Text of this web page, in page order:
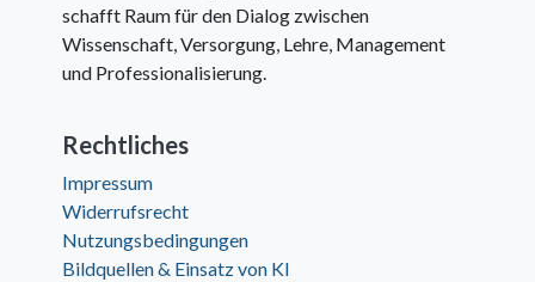
schafft Raum für den Dialog zwischen
Wissenschaft, Versorgung, Lehre, Management
und Professionalisierung.
Rechtliches
Impressum
Widerrufsrecht
Nutzungsbedingungen
Bildquellen & Einsatz von KI